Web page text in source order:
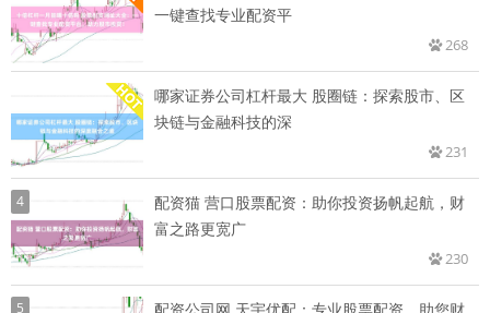
一键查找专业配资平
268
哪家证券公司杠杆最大 股圈链：探索股市、区
块链与金融科技的深
231
4
配资猫 营口股票配资：助你投资扬帆起航，财
富之路更宽广
230
5